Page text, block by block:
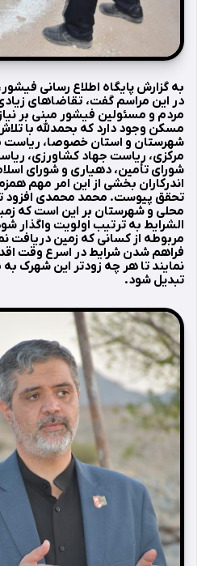
به گزارش پایگاه اطلاع رسانی
در این مراسم گفت، تقاضاهای
مردم و مسئولین فیشور مبنی بر
مسکن وجود دارد که بحمدلله با
شهرستان و استان خصوصا، ریاست
مرکزی، ریاست جهاد کشاورزی،
شورای تأمین، دهیاری و شورای
اندرکاران بخشی از این امر مهم
تحقق پیوست. محمد محمدی افزود
محلی و شهرستان بر این است که
الشرایط به ترتیب اولویت واگذار
مربوطه از کسانی که زمین دریافت
فراهم شدن شرایط در اسرع وقت
نمایند تا هر چه زودتر این شهرک
تبدیل شود.